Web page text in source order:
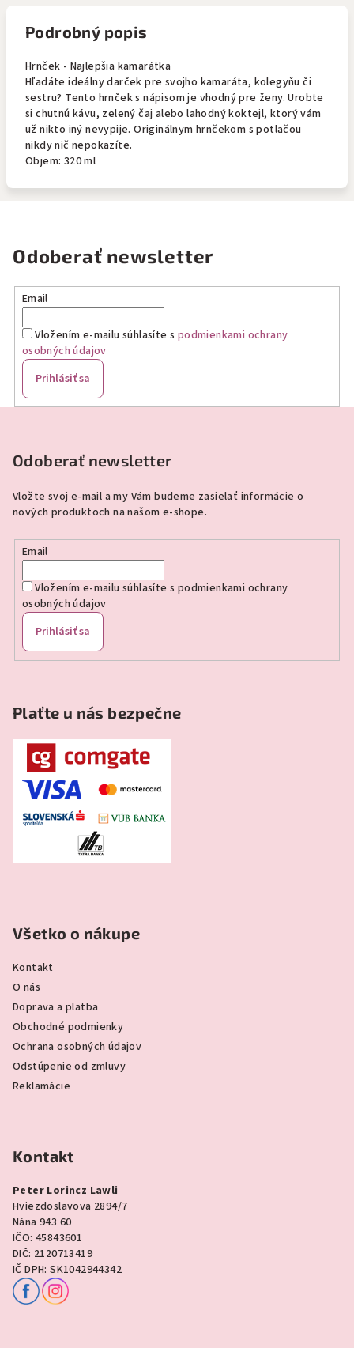
Podrobný popis
Hrnček - Najlepšia kamarátka
Hľadáte ideálny darček pre svojho kamaráta, kolegyňu či
sestru? Tento hrnček s nápisom je vhodný pre ženy. Urobte
si chutnú kávu, zelený čaj alebo lahodný koktejl, ktorý vám
už nikto iný nevypije. Originálnym hrnčekom s potlačou
nikdy nič nepokazíte.
Objem: 320 ml
Odoberať newsletter
Email
Vložením e-mailu súhlasíte s podmienkami ochrany
osobných údajov
Prihlásiť sa
Odoberať newsletter
Vložte svoj e-mail a my Vám budeme zasielať informácie o
nových produktoch na našom e-shope.
Email
Vložením e-mailu súhlasíte s podmienkami ochrany
osobných údajov
Prihlásiť sa
Plaťte u nás bezpečne
Všetko o nákupe
Kontakt
O nás
Doprava a platba
Obchodné podmienky
Ochrana osobných údajov
Odstúpenie od zmluvy
Reklamácie
Kontakt
Peter Lorincz Lawli
Hviezdoslavova 2894/7
Nána 943 60
IČO: 45843601
DIČ: 2120713419
IČ DPH: SK1042944342